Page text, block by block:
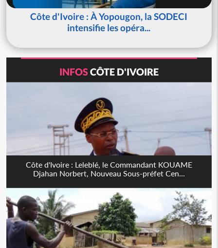
Côte d'Ivoire : À Yopougon, la SODECI
intensifie les opéra...
INFOSCÔTE D'IVOIRE
Côte d'Ivoire : Leleblé, le Commandant KOUAME
Djahan Norbert, Nouveau Sous-préfet Cen...